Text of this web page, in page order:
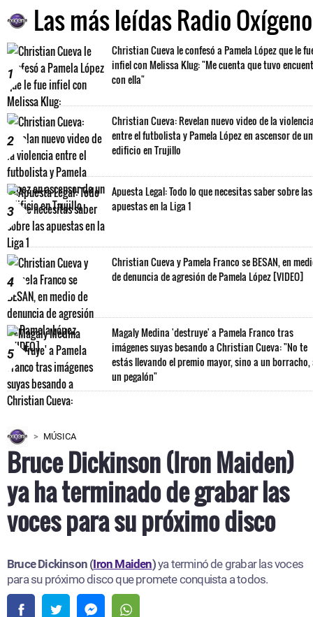
Las más leídas Radio Oxígeno
1
Christian Cueva le confesó a Pamela López que le
infiel con Melissa Klug: "Me cuenta que tuvo
con ella"
2
Christian Cueva: Revelan nuevo video de la
entre el futbolista y Pamela López en ascensor de un
edificio en Trujillo
3
Apuesta Legal: Todo lo que necesitas saber sobre las
apuestas en la Liga 1
4
Christian Cueva y Pamela Franco se BESAN, en
de denuncia de agresión de Pamela López [VIDEO]
5
Magaly Medina 'destruye' a Pamela Franco tras
imágenes suyas besando a Christian Cueva: "No te
estás llevando el premio mayor, sino a un borracho,
un pegalón"
MÚSICA
Bruce Dickinson (Iron Maiden)
ya ha terminado de grabar las
voces para su próximo disco
Bruce Dickinson (Iron Maiden)ya terminó de grabar las voces
para su próximo disco que promete conquista a todos.